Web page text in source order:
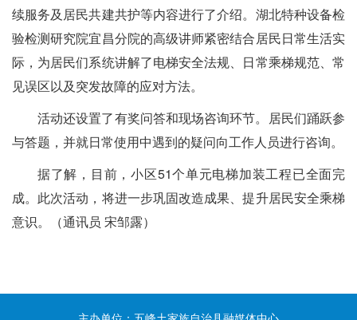
续服务及居民共建共护等内容进行了介绍。湖北特种设备检
验检测研究院宜昌分院的高级讲师紧密结合居民日常生活实
际，为居民们系统讲解了电梯安全法规、日常乘梯规范、常
见误区以及突发故障的应对方法。
活动还设置了有奖问答和现场咨询环节。居民们踊跃参
与答题，并就日常使用中遇到的疑问向工作人员进行咨询。
据了解，目前，小区51个单元电梯加装工程已全面完
成。此次活动，将进一步巩固改造成果、提升居民安全乘梯
意识。（通讯员 宋邹露）